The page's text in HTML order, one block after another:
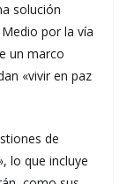
solución
por la vía
un marco
«vivir en paz
de
lo que incluye